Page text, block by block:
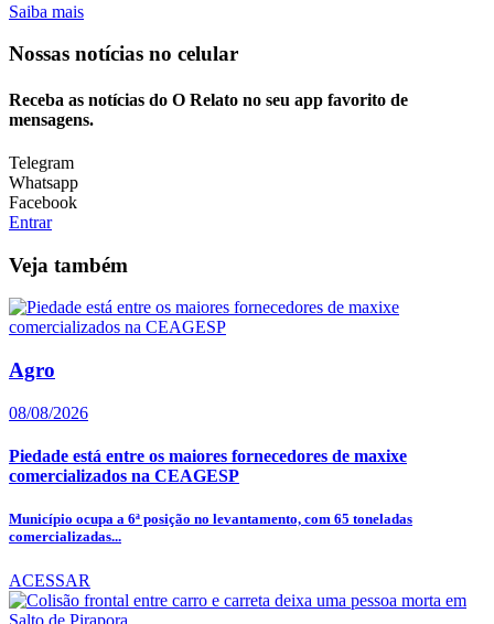
Saiba mais
Nossas notícias no celular
Receba as notícias do O Relato no seu app favorito de
mensagens.
Telegram
Whatsapp
Facebook
Entrar
Veja também
Agro
08/08/2026
Piedade está entre os maiores fornecedores de maxixe
comercializados na CEAGESP
Município ocupa a 6ª posição no levantamento, com 65 toneladas
comercializadas...
ACESSAR